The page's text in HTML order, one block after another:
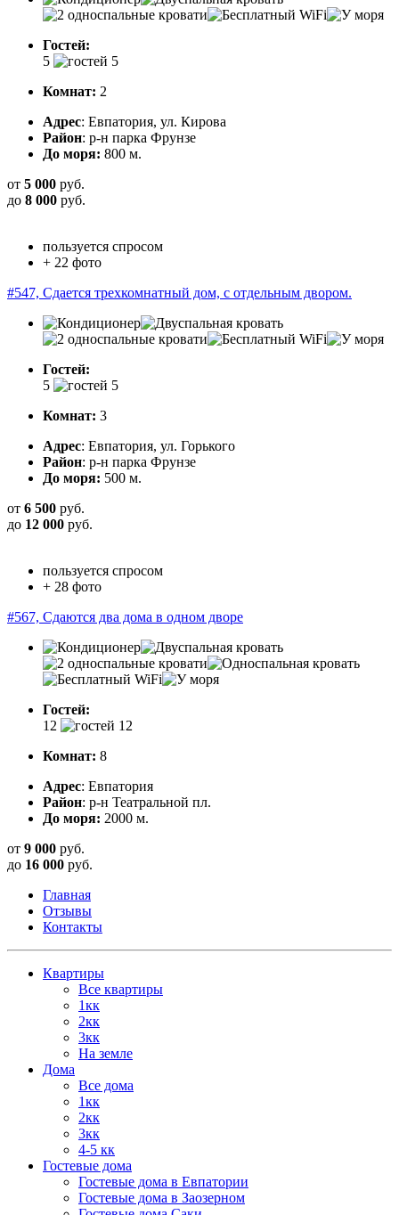
Гостей:
5
Комнат: 2
Адрес: Евпатория, ул. Кирова
Район: р-н парка Фрунзе
До моря: 800 м.
от 5 000 руб.
до 8 000 руб.
пользуется спросом
+ 22 фото
#547, Сдается трехкомнатный дом, с отдельным двором.
Гостей:
5
Комнат: 3
Адрес: Евпатория, ул. Горького
Район: р-н парка Фрунзе
До моря: 500 м.
от 6 500 руб.
до 12 000 руб.
пользуется спросом
+ 28 фото
#567, Сдаются два дома в одном дворе
Гостей:
12
Комнат: 8
Адрес: Евпатория
Район: р-н Театральной пл.
До моря: 2000 м.
от 9 000 руб.
до 16 000 руб.
Главная
Отзывы
Контакты
Квартиры
Все квартиры
1кк
2кк
3кк
На земле
Дома
Все дома
1кк
2кк
3кк
4-5 кк
Гостевые дома
Гостевые дома в Евпатории
Гостевые дома в Заозерном